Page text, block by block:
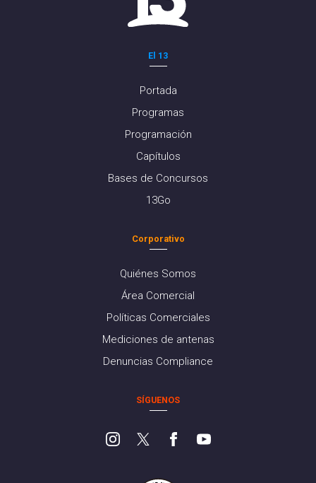
El 13
Portada
Programas
Programación
Capítulos
Bases de Concursos
13Go
Corporativo
Quiénes Somos
Área Comercial
Políticas Comerciales
Mediciones de antenas
Denuncias Compliance
SÍGUENOS